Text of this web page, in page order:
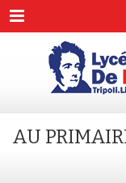
Menu
AU